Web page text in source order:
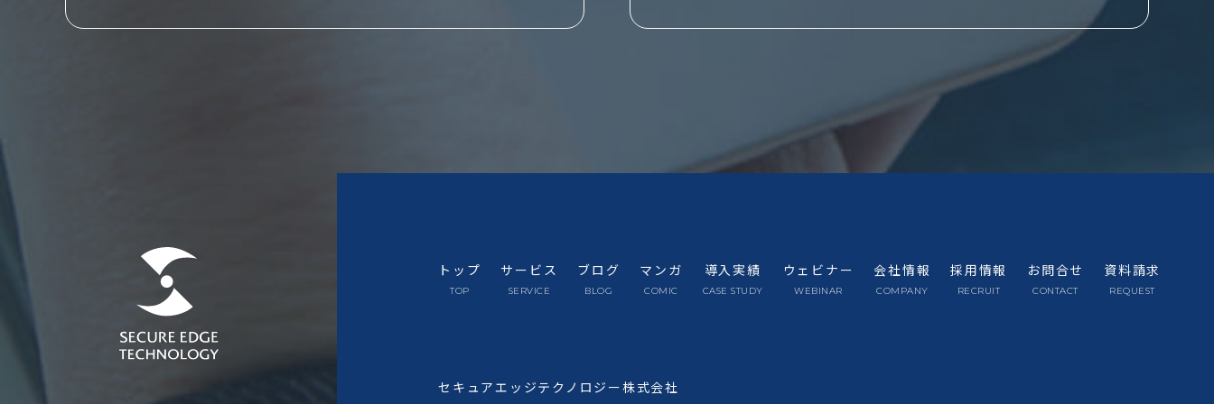
トップ
TOP
サービス
SERVICE
ブログ
BLOG
マンガ
COMIC
導入実績
CASE STUDY
ウェビナー
WEBINAR
会社情報
COMPANY
採用情報
RECRUIT
お問合せ
CONTACT
資料請求
REQUEST
セキュアエッジテクノロジー株式会社